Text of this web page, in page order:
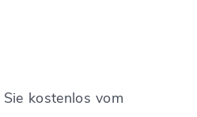
kostenlos vom